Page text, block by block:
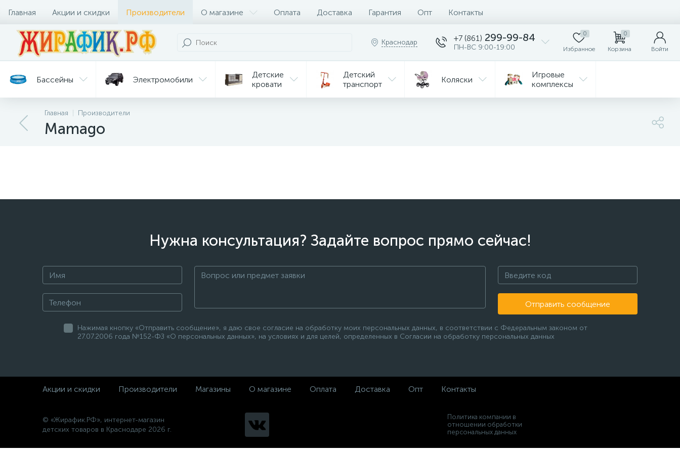
Главная Акции и скидки Производители О магазине Оплата Доставка Гарантия Опт Контакты
Краснодар +7 (861) 299-99-84
ПН-ВС 9:00-19:00
0
Избранное
0
Корзина Войти
Бассейны Электромобили
Детские
кровати
Детский
транспорт
Коляски
Игровые
комплексы
Батуты Велосипеды
Главная Производители
Mamago
Нужна консультация? Задайте вопрос прямо сейчас!
Отправить сообщение
Нажимая кнопку «Отправить сообщение», я даю свое согласие на обработку моих персональных данных, в соответствии с Федеральным законом от
27.07.2006 года №152-ФЗ «О персональных данных», на условиях и для целей, определенных в Согласии на обработку персональных данных
Акции и скидки Производители Магазины О магазине Оплата Доставка Опт Контакты
© «Жирафик.РФ», интернет-магазин
детских товаров в Краснодаре 2026 г.
Политика компании в
отношении обработки
персональных данных